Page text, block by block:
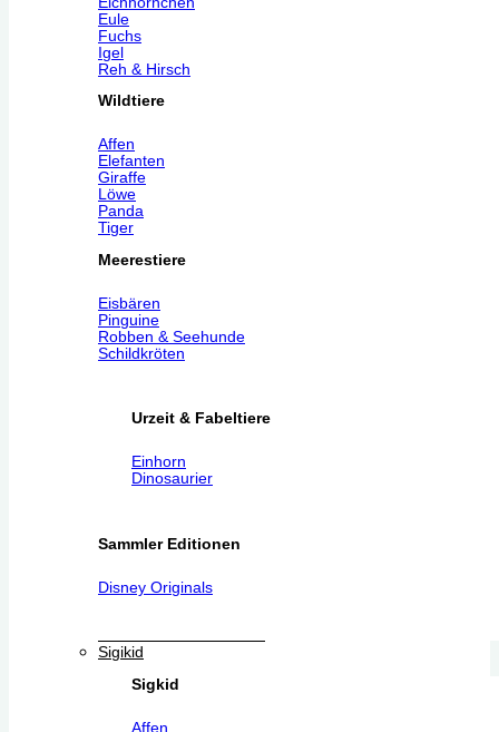
Eule
Fuchs
Igel
Reh & Hirsch
Wildtiere
Affen
Elefanten
Giraffe
Löwe
Panda
Tiger
Meerestiere
Eisbären
Pinguine
Robben & Seehunde
Schildkröten
Urzeit & Fabeltiere
Einhorn
Dinosaurier
Sammler Editionen
Disney Originals
Sigikid
Sigkid
Affen